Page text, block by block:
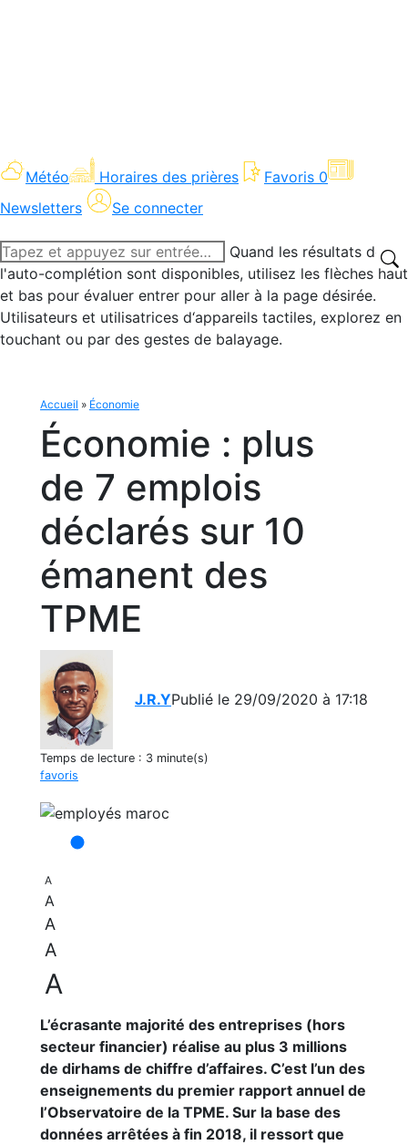
Météo Horaires des prières Favoris 0
Newsletters
Se connecter
Recherche
:
Quand les résultats de
l'auto-complétion sont disponibles, utilisez les flèches haut
et bas pour évaluer entrer pour aller à la page désirée.
Utilisateurs et utilisatrices d‘appareils tactiles, explorez en
touchant ou par des gestes de balayage.
Accueil » Économie
Économie : plus
de 7 emplois
déclarés sur 10
émanent des
TPME
J.R.YPublié le 29/09/2020 à 17:18
Temps de lecture : 3 minute(s)
favoris
A
A
A
A
A
L’écrasante majorité des entreprises (hors
secteur financier) réalise au plus 3 millions
de dirhams de chiffre d’affaires. C’est l’un des
enseignements du premier rapport annuel de
l’Observatoire de la TPME. Sur la base des
données arrêtées à fin 2018, il ressort que